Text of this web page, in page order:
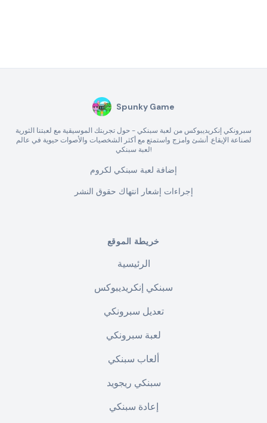
Spunky Game
سبرونكي إنكريديبوكس من لعبة سبنكي - حول تجربتك الموسيقية مع لعبتنا الثورية
لصناعة الإيقاع. أنشئ وامزج واستمتع مع أكثر الشخصيات والأصوات حيوية في عالم
لعبة سبنكي!
إضافة لعبة سبنكي لكروم
إجراءات إشعار انتهاك حقوق النشر
خريطة الموقع
الرئيسية
سبنكي إنكريديبوكس
تعديل سبرونكي
لعبة سبرونكي
ألعاب سبنكي
سبنكي ريجويد
إعادة سبنكي